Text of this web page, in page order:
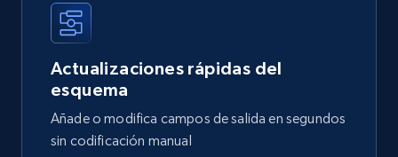
Actualizaciones rápidas del
esquema
Añade o modifica campos de salida en segundos
sin codificación manual